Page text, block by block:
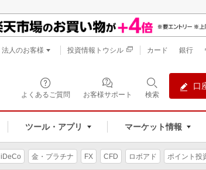
よくあるご質問 お客様サポート 検索
口
ツール・アプリ マーケット情報
法人のお客様 投資情報トウシル カード 銀行
iDeCo 金・プラチナ FX CFD ロボアド ポイント投